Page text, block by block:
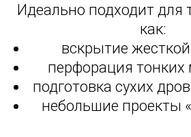
Идеально подходит для
как:
вскрытие
перфорация тонких
подготовка сухих
небольшие проекты